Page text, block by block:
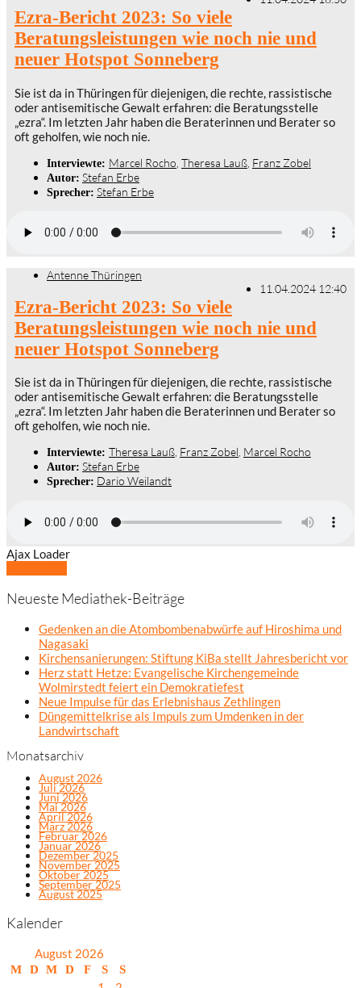
Ezra-Bericht 2023: So viele
Beratungsleistungen wie noch nie und
neuer Hotspot Sonneberg
Sie ist da in Thüringen für diejenigen, die rechte, rassistische
oder antisemitische Gewalt erfahren: die Beratungsstelle
„ezra“. Im letzten Jahr haben die Beraterinnen und Berater so
oft geholfen, wie noch nie.
Interviewte: Marcel Rocho Theresa Lauß Franz Zobel
Autor: Stefan Erbe
Sprecher: Stefan Erbe
Antenne Thüringen
11.04.2024 12:40
Ezra-Bericht 2023: So viele
Beratungsleistungen wie noch nie und
neuer Hotspot Sonneberg
Sie ist da in Thüringen für diejenigen, die rechte, rassistische
oder antisemitische Gewalt erfahren: die Beratungsstelle
„ezra“. Im letzten Jahr haben die Beraterinnen und Berater so
oft geholfen, wie noch nie.
Interviewte: Theresa Lauß Franz Zobel Marcel Rocho
Autor: Stefan Erbe
Sprecher: Dario Weilandt
Ajax Loader
Neueste Mediathek-Beiträge
Gedenken an die Atombombenabwürfe auf Hiroshima und
Nagasaki
Kirchensanierungen: Stiftung KiBa stellt Jahresbericht vor
Herz statt Hetze: Evangelische Kirchengemeinde
Wolmirstedt feiert ein Demokratiefest
Neue Impulse für das Erlebnishaus Zethlingen
Düngemittelkrise als Impuls zum Umdenken in der
Landwirtschaft
Monatsarchiv
August 2026
Juli 2026
Juni 2026
Mai 2026
April 2026
März 2026
Februar 2026
Januar 2026
Dezember 2025
November 2025
Oktober 2025
September 2025
August 2025
Kalender
August 2026
M D M D F S S